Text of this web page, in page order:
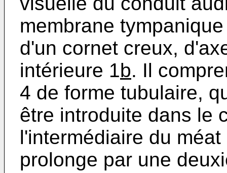
membrane
d'un cornet creux,
intérieure 1b. Il
4 de forme tubulaire,
être introduite dans le
l'intermédiaire du
prolonge par une